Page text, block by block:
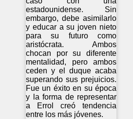
estadounidense. Sin
embargo, debe asimilarlo
y educar a su joven nieto
para su futuro como
aristócrata. Ambos
chocan por su diferente
mentalidad, pero ambos
ceden y el duque acaba
superando sus prejuicios.
Fue un éxito en su época
y la forma de representar
a Errol creó tendencia
entre los más jóvenes.